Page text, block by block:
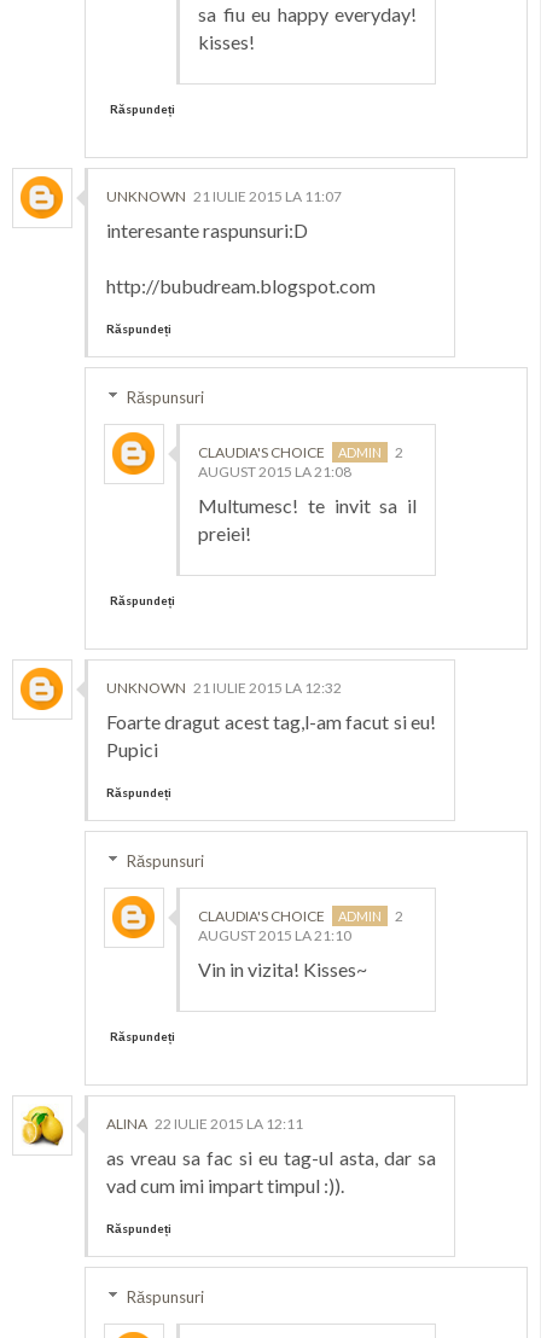
sa fiu eu happy everyday!
kisses!
Răspundeți
UNKNOWN 21 IULIE 2015 LA 11:07
interesante raspunsuri:D
http://bubudream.blogspot.com
Răspundeți
Răspunsuri
CLAUDIA'S CHOICE
2
AUGUST 2015 LA 21:08
Multumesc! te invit sa il
preiei!
Răspundeți
UNKNOWN 21 IULIE 2015 LA 12:32
Foarte dragut acest tag,l-am facut si eu!
Pupici
Răspundeți
Răspunsuri
CLAUDIA'S CHOICE
2
AUGUST 2015 LA 21:10
Vin in vizita! Kisses~
Răspundeți
ALINA 22 IULIE 2015 LA 12:11
as vreau sa fac si eu tag-ul asta, dar sa
vad cum imi impart timpul :)).
Răspundeți
Răspunsuri